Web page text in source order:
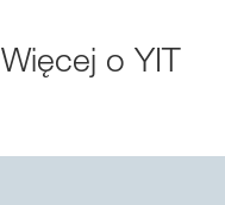
Więcej o YIT